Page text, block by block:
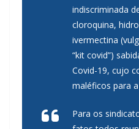
indiscriminada
cloroquina,
ivermectina
“kit covid”)
Covid-19, cujo
maléficos para
Para os